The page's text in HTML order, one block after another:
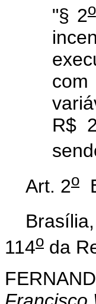
"§ 2o
com
R$
Art. 2o
114o da